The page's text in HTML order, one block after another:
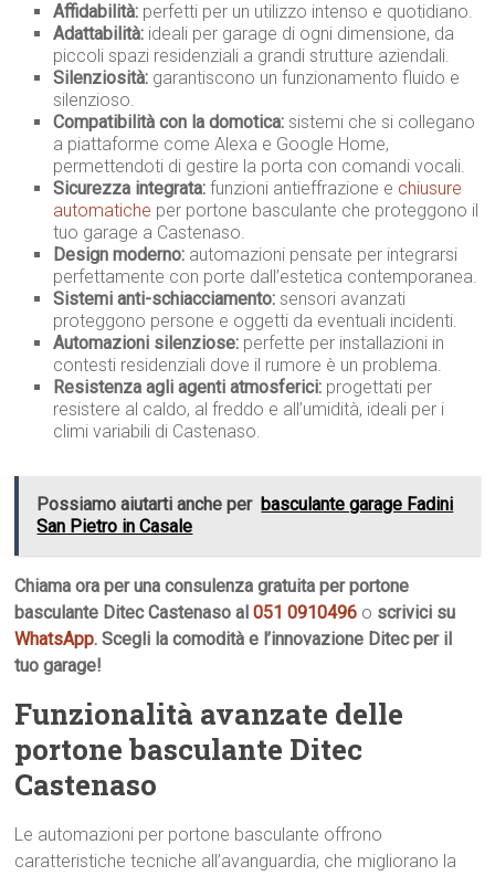
Affidabilità: perfetti per un utilizzo intenso e quotidiano.
Adattabilità: ideali per garage di ogni dimensione, da
piccoli spazi residenziali a grandi strutture aziendali.
Silenziosità: garantiscono un funzionamento fluido e
silenzioso.
Compatibilità con la domotica: sistemi che si collegano
a piattaforme come Alexa e Google Home,
permettendoti di gestire la porta con comandi vocali.
Sicurezza integrata: funzioni antieffrazione e chiusure
automatiche per portone basculante che proteggono il
tuo garage a Castenaso.
Design moderno: automazioni pensate per integrarsi
perfettamente con porte dall’estetica contemporanea.
Sistemi anti-schiacciamento: sensori avanzati
proteggono persone e oggetti da eventuali incidenti.
Automazioni silenziose: perfette per installazioni in
contesti residenziali dove il rumore è un problema.
Resistenza agli agenti atmosferici: progettati per
resistere al caldo, al freddo e all’umidità, ideali per i
climi variabili di Castenaso.
Possiamo aiutarti anche per basculante garage Fadini
San Pietro in Casale
Chiama ora per una consulenza gratuita per portone
basculante Ditec Castenaso al051 0910496 o scrivici su
WhatsApp. Scegli la comodità e l’innovazione Ditec per il
tuo garage!
Funzionalità avanzate delle
portone basculante Ditec
Castenaso
Le automazioni per portone basculante offrono
caratteristiche tecniche all’avanguardia, che migliorano la